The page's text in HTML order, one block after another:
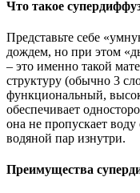
Что такое
Представьте себе
дождем, но при этом
– это именно такой
структуру (обычно 3
функциональный,
обеспечивает
она не пропускает
водяной пар изнутри.
Преимущества